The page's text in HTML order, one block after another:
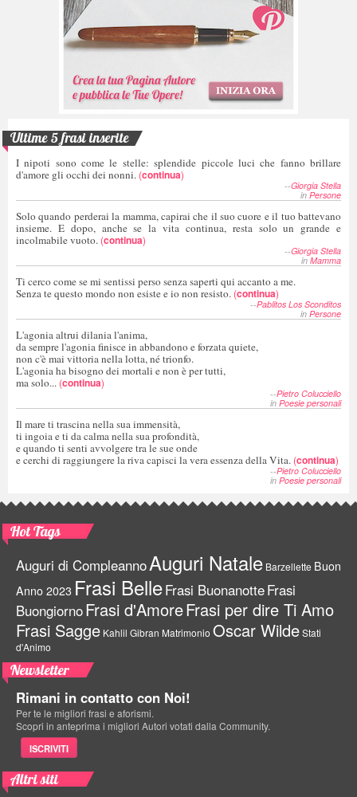
Ultime 5 frasi inserite
I nipoti sono come le stelle: splendide piccole luci che fanno brillare
d'amore gli occhi dei nonni. (continua)
--Giorgia Stella
in Persone
Solo quando perderai la mamma, capirai che il suo cuore e il tuo battevano
insieme. E dopo, anche se la vita continua, resta solo un grande e
incolmabile vuoto. (continua)
--Giorgia Stella
in Mamma
Ti cerco come se mi sentissi perso senza saperti qui accanto a me.
Senza te questo mondo non esiste e io non resisto. (continua)
--Pablitos Los Sconditos
in Persone
L'agonia altrui dilania l'anima,
da sempre l'agonia finisce in abbandono e forzata quiete,
non c'è mai vittoria nella lotta, né trionfo.
L'agonia ha bisogno dei mortali e non è per tutti,
ma solo... (continua)
--Pietro Colucciello
in Poesie personali
Il mare ti trascina nella sua immensità,
ti ingoia e ti da calma nella sua profondità,
e quando ti senti avvolgere tra le sue onde
e cerchi di raggiungere la riva capisci la vera essenza della Vita. (continua)
--Pietro Colucciello
in Poesie personali
Hot Tags
Auguri di CompleannoAuguri Natale Barzellette Buon
Anno 2023 Frasi BelleFrasi BuonanotteFrasi
BuongiornoFrasi d'AmoreFrasi per dire Ti Amo
Frasi Sagge Kahlil Gibran Matrimonio Oscar WildeStati
d'Animo
Newsletter
Rimani in contatto con Noi!
Per te le migliori frasi e aforismi.
Scopri in anteprima i migliori Autori votati dalla Community.
ISCRIVITI
Altri siti